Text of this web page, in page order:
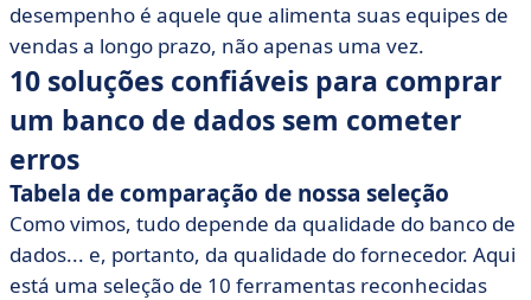
desempenho é aquele que alimenta suas equipes de
vendas a longo prazo, não apenas uma vez.
10 soluções confiáveis para comprar
um banco de dados sem cometer
erros
Tabela de comparação de nossa seleção
Como vimos, tudo depende da qualidade do banco de
dados... e, portanto, da qualidade do fornecedor. Aqui
está uma seleção de 10 ferramentas reconhecidas